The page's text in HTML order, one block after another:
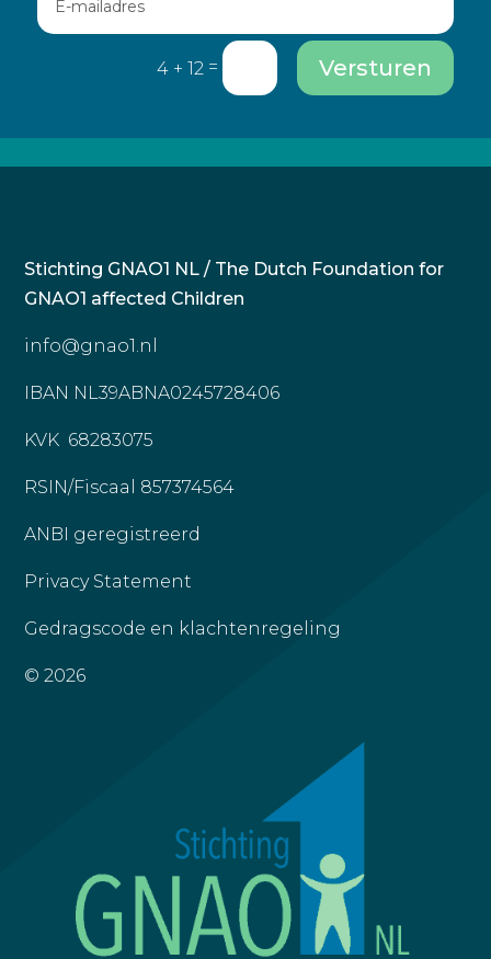
4 + 12 = Versturen
Stichting GNAO1 NL / The Dutch Foundation for
GNAO1 affected Children
info@gnao1.nl
IBAN NL39ABNA0245728406
KVK 68283075
RSIN/Fiscaal 857374564
ANBI geregistreerd
Privacy Statement
Gedragscode en klachtenregeling
© 2026